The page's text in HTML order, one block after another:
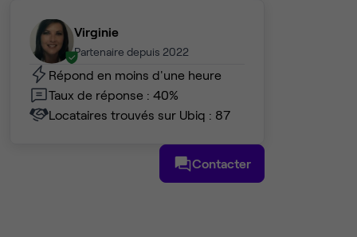
Virginie
Partenaire depuis 2022
Répond en moins d'une heure
Taux de réponse : 40%
Locataires trouvés sur Ubiq : 87
Contacter